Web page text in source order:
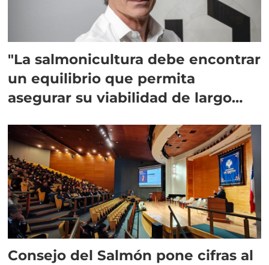
"La salmonicultura debe encontrar
un equilibrio que permita
asegurar su viabilidad de largo
Consejo del Salmón pone cifras al